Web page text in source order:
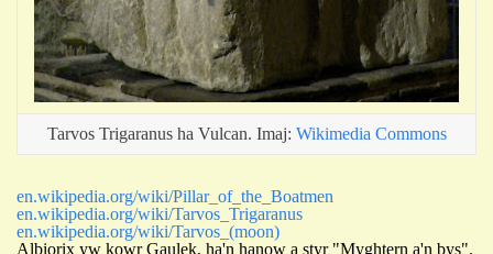
Tarvos Trigaranus ha Vulcan. Imaj: Wikimedia Commons
en.wikipedia.org/wiki/Pillar_of_the_Boatmen
en.wikipedia.org/wiki/Tarvos_Trigaranus
en.wikipedia.org/wiki/Tarvos_(moon)
Albiorix yw kowr Gaulek, ha'n hanow a styr "Myghtern a'n bys".